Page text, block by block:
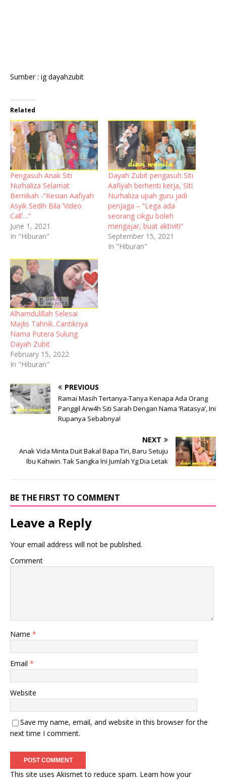
Sumber : ig dayahzubit
Related
Pengasuh Anak Siti
Nurhaliza Selamat
Bernikah -“Kesian Aafiyah
Asyik Sedih Bila ‘Video
Call’…”
June 1, 2021
In "Hiburan"
Dayah Zubit pengasuh Siti
Aafiyah berhenti kerja, Siti
Nurhaliza upah guru jadi
penjaga – “Lega ada
seorang cikgu boleh
mengajar, buat aktiviti”
September 15, 2021
In "Hiburan"
Alhamdulillah Selesai
Majlis Tahnik..Cantiknya
Nama Putera Sulung
Dayah Zubit
February 15, 2022
In "Hiburan"
PREVIOUS
Ramai Masih Tertanya-Tanya Kenapa Ada Orang
Panggil Arw4h Siti Sarah Dengan Nama ‘Ratasya’, Ini
Rupanya Sebabnya!
NEXT
Anak Vida Minta Duit Bakal Bapa Tiri, Baru Setuju
Ibu Kahwin. Tak Sangka Ini Jumlah Yg Dia Letak
BE THE FIRST TO COMMENT
Leave a Reply
Your email address will not be published.
Comment
Name *
Email *
Website
Save my name, email, and website in this browser for the
next time I comment.
This site uses Akismet to reduce spam. Learn how your